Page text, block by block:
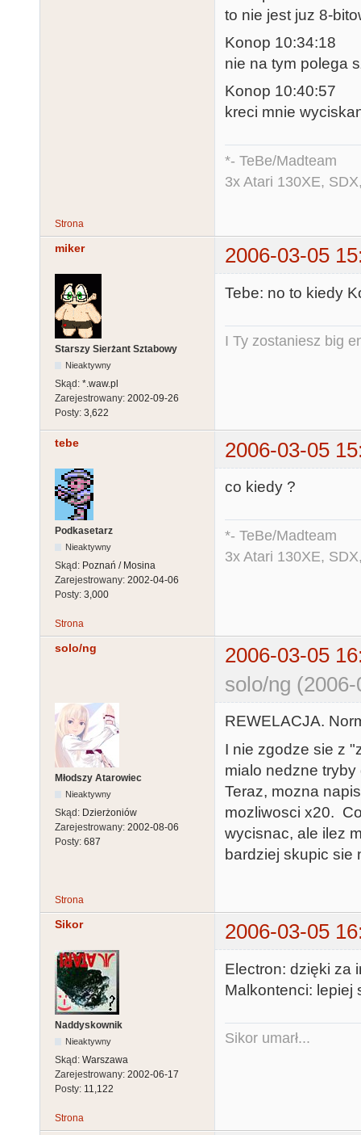
to nie jest juz 8-
Konop 10:34:18
nie na tym polega
Konop 10:40:57
kreci mnie
*- TeBe/Madteam
3x Atari 130XE,
Strona
miker 2006-03-05
Starszy Sierżant Sztabowy
Nieaktywny
Skąd: *.waw.pl
Zarejestrowany: 2002-09-26
Posty: 3,622
Tebe: no to kiedy
I Ty zostaniesz big
tebe 2006-03-05
Podkasetarz
Nieaktywny
Skąd: Poznań / Mosina
Zarejestrowany: 2002-04-06
Posty: 3,000
co kiedy ?
*- TeBe/Madteam
3x Atari 130XE,
Strona
solo/ng
2006-03-05
solo/ng
Młodszy Atarowiec
Nieaktywny
Skąd: Dzierżoniów
Zarejestrowany: 2002-08-06
Posty: 687
REWELACJA.
I nie zgodze sie z
mialo nedzne
Teraz, mozna
mozliwosci x20.
wycisnac, ale ilez
bardziej skupic sie
Strona
Sikor 2006-03-05
Naddyskownik
Nieaktywny
Skąd: Warszawa
Zarejestrowany: 2002-06-17
Posty: 11,122
Electron: dzięki za
Malkontenci: lepiej
Sikor umarł...
Strona